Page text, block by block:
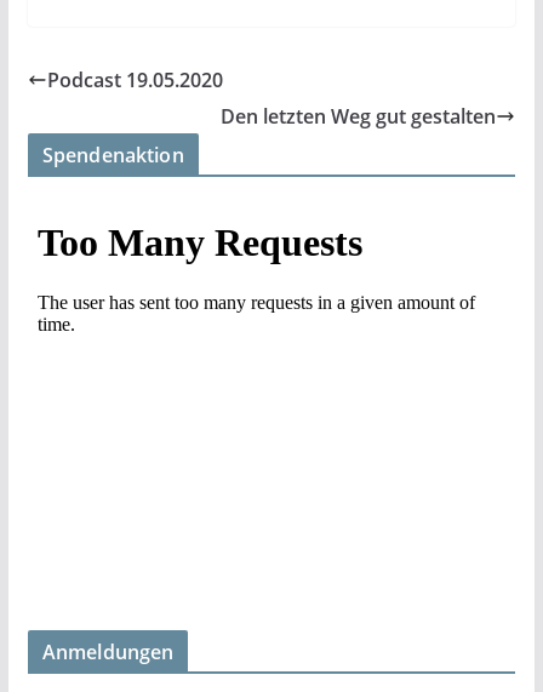
Podcast 19.05.2020
Den letzten Weg gut gestalten
Spendenaktion
Anmeldungen